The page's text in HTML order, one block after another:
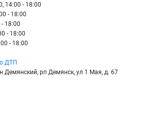
14:00 - 18:00
- 18:00
18:00
- 18:00
- 18:00
ДТП
Демянский, рп Демянск, ул 1 Мая, д. 67